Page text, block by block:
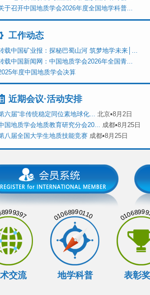
于召开中国地质学会2026年度全国地学科普...
工作动态
载中国矿业报：探秘巴蜀山河 筑梦地学未来│...
载中国新闻网：中国地质学会2026年全国青...
年度中国地质学会决算
近期会议·活动安排
六届“非传统稳定同位素地球化... 北京▪8月2日
国地质学会地质教育研究分会20... 成都▪8月25日
八届全国大学生地质技能竞赛 成都▪8月25日
交流
01068990110
地学科普 表彰